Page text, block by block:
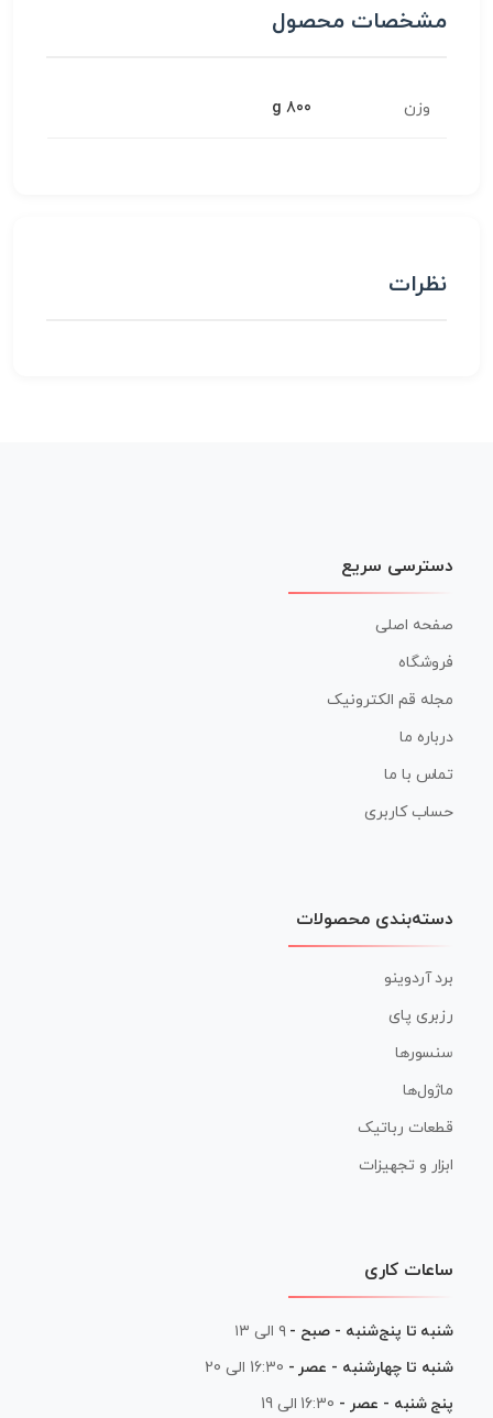
مشخصات محصول
وزن 800 g
نظرات
دسترسی سریع
صفحه اصلی
فروشگاه
مجله قم الکترونیک
درباره ما
تماس با ما
حساب کاربری
دسته‌بندی محصولات
برد آردوینو
رزبری پای
سنسورها
ماژول‌ها
قطعات رباتیک
ابزار و تجهیزات
ساعات کاری
شنبه تا پنج‌شنبه - صبح - ۹ الی ۱۳
شنبه تا چهارشنبه - عصر - 16:30 الی 20
پنج شنبه - عصر - 16:30 الی 19